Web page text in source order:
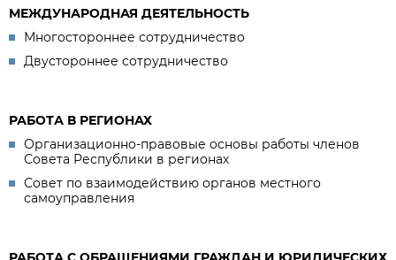
МЕЖДУНАРОДНАЯ ДЕЯТЕЛЬНОСТЬ
Многостороннее сотрудничество
Двустороннее сотрудничество
РАБОТА В РЕГИОНАХ
Организационно-правовые основы работы членов
Совета Республики в регионах
Совет по взаимодействию органов местного
самоуправления